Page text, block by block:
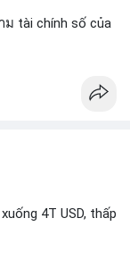
ม tài chính số của
4T USD, thấp